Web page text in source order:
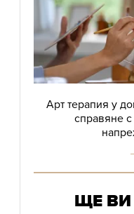
Арт терапия у
справяне
ЩЕ ВИ